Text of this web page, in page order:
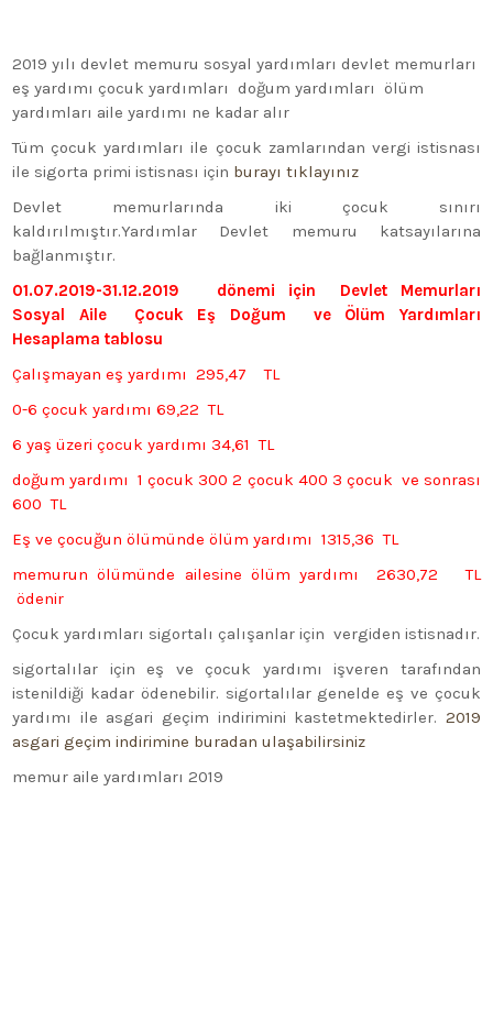
2019 yılı devlet memuru sosyal yardımları devlet memurları
eş yardımı çocuk yardımları doğum yardımları ölüm
yardımları aile yardımı ne kadar alır
Tüm çocuk yardımları ile çocuk zamlarından vergi istisnası
ile sigorta primi istisnası için burayı tıklayınız
Devlet memurlarında iki çocuk sınırı
kaldırılmıştır.Yardımlar Devlet memuru katsayılarına
bağlanmıştır.
01.07.2019-31.12.2019 dönemi için Devlet Memurları
Sosyal Aile Çocuk Eş Doğum ve Ölüm Yardımları
Hesaplama tablosu
Çalışmayan eş yardımı 295,47 TL
0-6 çocuk yardımı 69,22 TL
6 yaş üzeri çocuk yardımı 34,61 TL
doğum yardımı 1 çocuk 300 2 çocuk 400 3 çocuk ve sonrası
600 TL
Eş ve çocuğun ölümünde ölüm yardımı 1315,36 TL
memurun ölümünde ailesine ölüm yardımı 2630,72 TL
ödenir
Çocuk yardımları sigortalı çalışanlar için vergiden istisnadır.
sigortalılar için eş ve çocuk yardımı işveren tarafından
istenildiği kadar ödenebilir. sigortalılar genelde eş ve çocuk
yardımı ile asgari geçim indirimini kastetmektedirler. 2019
asgari geçim indirimine buradan ulaşabilirsiniz
memur aile yardımları 2019